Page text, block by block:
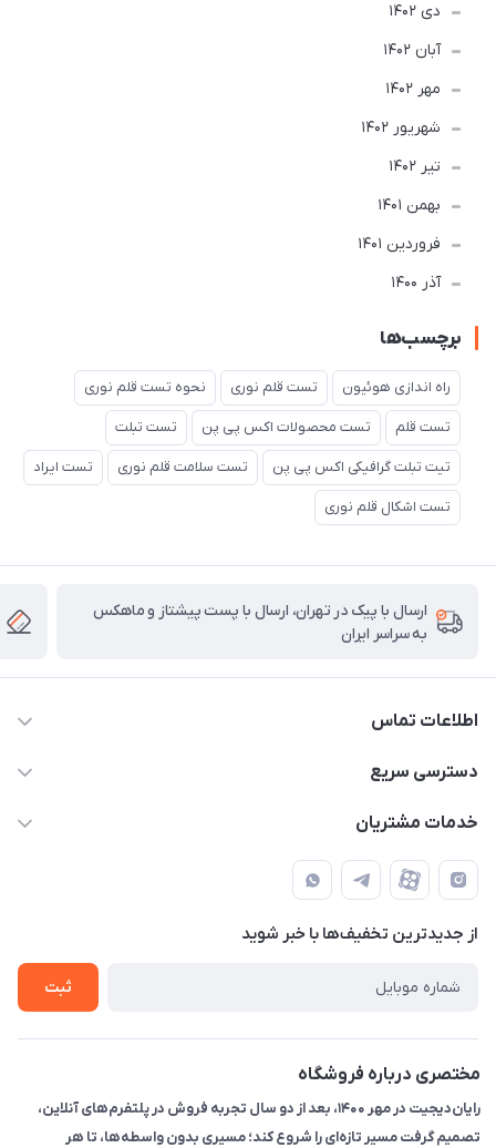
دی 1402
آبان 1402
مهر 1402
شهریور 1402
تير 1402
بهمن 1401
فروردین 1401
آذر 1400
برچسب‌ها
راه اندازی هوئیون تست قلم نوری نحوه تست قلم نوری
تست قلم تست محصولات اکس پی پن تست تبلت
تیت تبلت گرافیکی اکس پی پن تست سلامت قلم نوری تست ایراد
تست اشکال قلم نوری
ارسال با پیک در تهران، ارسال با پست پیشتاز و ماهکس
به سراسر ایران
اطلاعات تماس
۰۲۱91095320 - 09120057355 - 09915561288
حضوری از قبل با پشتیبان های فروشگاه هماهنگ کنید)
دسترسی سریع
حساب کاربری
لیست محصولات
تماس با ما
خدمات مشتریان
قوانین و مقررات
حریم خصوصی
راهنما
از جدید‌ترین تخفیف‌ها با‌ خبر شوید
ثبت
مختصری درباره فروشگاه
رایان‌دیجیت در مهر ۱۴۰۰، بعد از دو سال تجربه فروش در پلتفرم‌های آنلاین،
تصمیم گرفت مسیر تازه‌ای را شروع کند؛ مسیری بدون واسطه‌ها، تا هر